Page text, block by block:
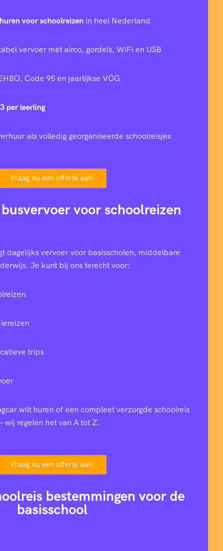
voor schoolreizen in heel Nederland
vervoer met airco, gordels, WiFi en USB
Code 95 en jaarlijkse VOG
per leerling
als volledig georganiseerde schoolreisjes
Vraag nu een offerte aan!
voor schoolreizen
dagelijks vervoer voor basisscholen, middelbare
Je kunt bij ons terecht voor:
trips
wilt huren of een compleet verzorgde schoolreis
wij regelen het van A tot Z.
Vraag nu een offerte aan!
bestemmingen voor de
basisschool